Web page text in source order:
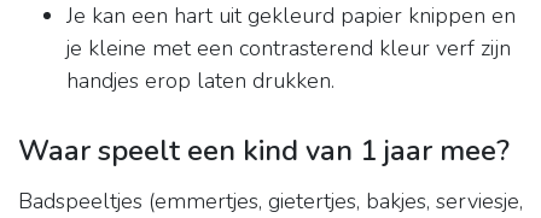
Je kan een hart uit gekleurd papier knippen en
je kleine met een contrasterend kleur verf zijn
handjes erop laten drukken.
Waar speelt een kind van 1 jaar mee?
Badspeeltjes (emmertjes, gietertjes, bakjes, serviesje,